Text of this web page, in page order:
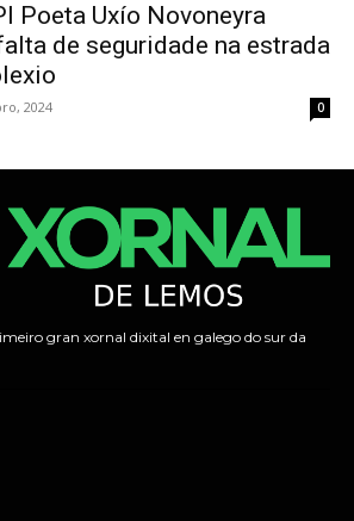
Poeta Uxío Novoneyra
de seguridade na estrada
2024 0
gran xornal dixital en galego do sur da